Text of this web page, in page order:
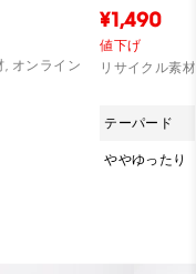
, オンライン
¥1,490
値下げ
リサイクル素材
テーパード
ややゆったり